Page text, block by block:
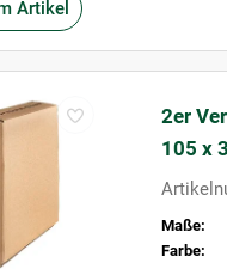
Artikel
2er
105 x
Maße:
Farbe: